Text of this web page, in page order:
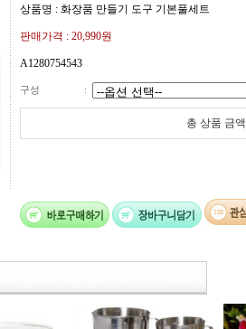
상품명 : 화장품 만들기 도구 기본풀세트
판매가격 : 20,990원
A1280754543
구성 :
총 상품 금액